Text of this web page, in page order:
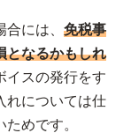
には、 免税事
となるかもしれ
イスの発行をす
れについては仕
めです。